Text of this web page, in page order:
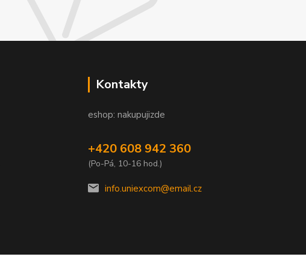
Kontakty
eshop: nakupujizde
+420 608 942 360
(Po-Pá, 10-16 hod.)
info.uniexcom@email.cz